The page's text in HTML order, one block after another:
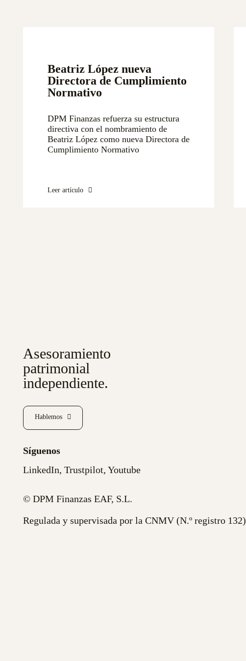
Beatriz López nueva
Directora de Cumplimiento
Normativo
DPM Finanzas refuerza su estructura
directiva con el nombramiento de
Beatriz López como nueva Directora de
Cumplimiento Normativo
Leer artículo
Asesoramiento
patrimonial
independiente.
Hablemos
Síguenos
LinkedIn, Trustpilot, Youtube
© DPM Finanzas EAF, S.L.
Regulada y supervisada por la CNMV (N.º registro 132)